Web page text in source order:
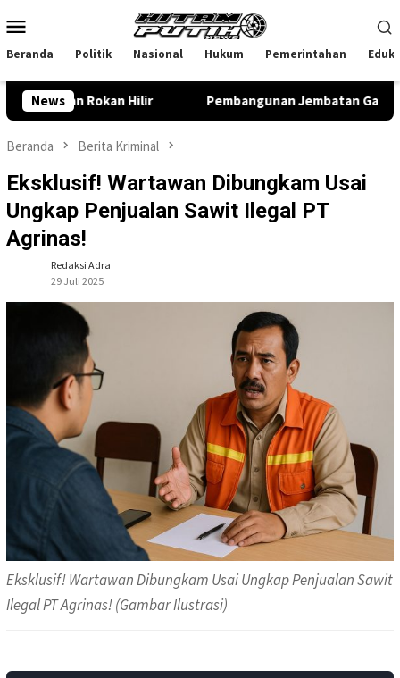
ke
Mobile
Beranda Politik Nasional Hukum Pemerintahan
News
Rokan Hilir Pembangunan Jembatan Garuda di Rohil
Beranda Berita Kriminal
Eksklusif! Wartawan Dibungkam Usai
Ungkap Penjualan Sawit Ilegal PT
Agrinas!
Redaksi Adra
29 Juli 2025
Eksklusif! Wartawan Dibungkam Usai Ungkap Penjualan Sawit
Ilegal PT Agrinas! (Gambar Ilustrasi)